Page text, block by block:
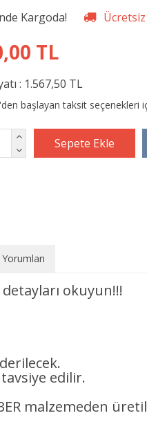
TL
: 1.567,50 TL
'den başlayan taksit seçenekleri
okuyun!!!
edilir.
malzemeden